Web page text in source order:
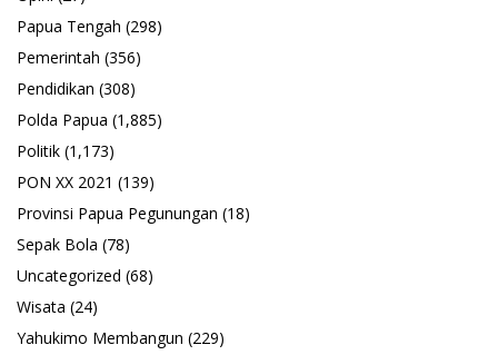
Papua Tengah (298)
Pemerintah (356)
Pendidikan (308)
Polda Papua (1,885)
Politik (1,173)
PON XX 2021 (139)
Provinsi Papua Pegunungan (18)
Sepak Bola (78)
Uncategorized (68)
Wisata (24)
Yahukimo Membangun (229)